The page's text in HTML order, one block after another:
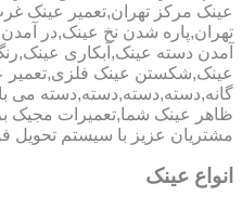
عینک مرکز تهران,تعمیر عینک
تهران,پاره شدن نخ عینک,در
آمدن دسته عینک,آبکاری
عینک,شکستن عینک فلزی,تعمیر
گانه,دسته,دسته,دسته,دسته می
ظاهر عینک شما,تعمیرات
مشتریان عزیز با سیستم
انواع عینک